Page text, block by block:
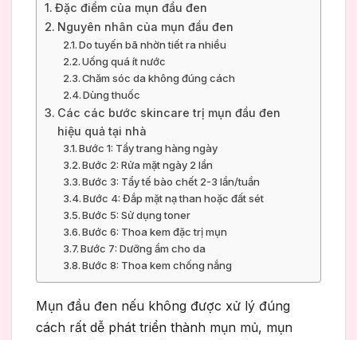
Đặc điểm của mụn đầu đen
Nguyên nhân của mụn đầu đen
Do tuyến bã nhờn tiết ra nhiều
Uống quá ít nước
Chăm sóc da không đúng cách
Dùng thuốc
Các các bước skincare trị mụn đầu đen
hiệu quả tại nhà
Bước 1: Tẩy trang hàng ngày
Bước 2: Rửa mặt ngày 2 lần
Bước 3: Tẩy tế bào chết 2-3 lần/tuần
Bước 4: Đắp mặt nạ than hoặc đất sét
Bước 5: Sử dụng toner
Bước 6: Thoa kem đặc trị mụn
Bước 7: Dưỡng ẩm cho da
Bước 8: Thoa kem chống nắng
Mụn đầu đen nếu không được xử lý đúng
cách rất dễ phát triển thành mụn mủ, mụn